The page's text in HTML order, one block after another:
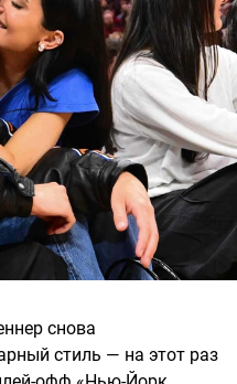
снова
стиль — на этот раз